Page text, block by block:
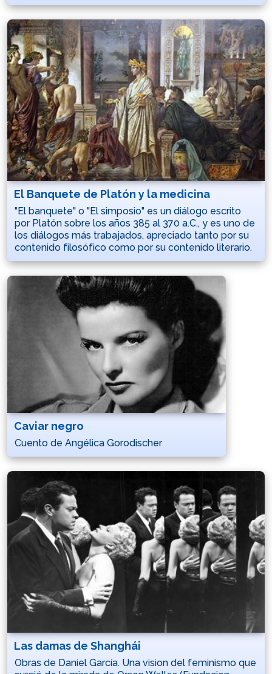
El Banquete de Platón y la medicina
"El banquete" o "El simposio" es un diálogo escrito
por Platón sobre los años 385 al 370 a.C., y es uno de
los diálogos más trabajados, apreciado tanto por su
contenido filosófico como por su contenido literario.
Caviar negro
Cuento de Angélica Gorodischer
Las damas de Shanghái
Obras de Daniel García. Una vision del feminismo que